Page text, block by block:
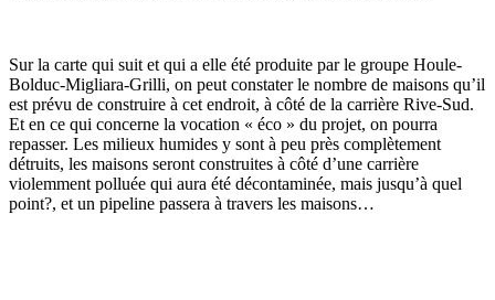
Sur la carte qui suit et qui a elle été produite par le groupe Houle-
Bolduc-Migliara-Grilli, on peut constater le nombre de maisons qu’il
est prévu de construire à cet endroit, à côté de la carrière Rive-Sud.
Et en ce qui concerne la vocation « éco » du projet, on pourra
repasser. Les milieux humides y sont à peu près complètement
détruits, les maisons seront construites à côté d’une carrière
violemment polluée qui aura été décontaminée, mais jusqu’à quel
point?, et un pipeline passera à travers les maisons…